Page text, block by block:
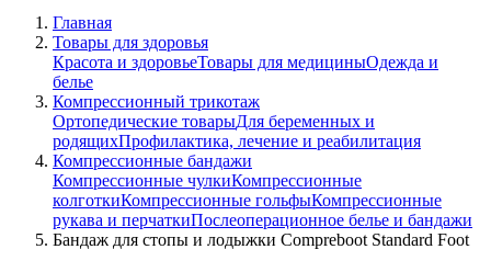
Главная
Товары для здоровья
Красота и здоровьеТовары для медициныОдежда и
белье
Компрессионный трикотаж
Ортопедические товарыДля беременных и
родящихПрофилактика, лечение и реабилитация
Компрессионные бандажи
Компрессионные чулкиКомпрессионные
колготкиКомпрессионные гольфыКомпрессионные
рукава и перчаткиПослеоперационное белье и бандажи
Бандаж для стопы и лодыжки Compreboot Standard Foot